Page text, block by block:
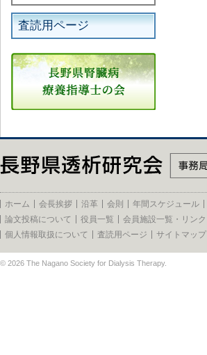
査読用ページ
ホーム 会長挨拶 沿革 会則 年間スケジュール
論文投稿について
役員一覧 会員施設一覧・リンク
個人情報取扱について
査読用ページ サイトマップ
© 2026 The Nagano Society for Dialysis Therapy.